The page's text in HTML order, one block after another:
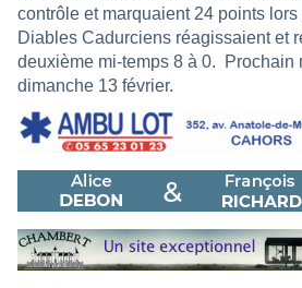
contrôle et marquaient 24 points
Diables Cadurciens réagissaient et
deuxième mi-temps 8 à 0.
Prochain
dimanche 13 février.